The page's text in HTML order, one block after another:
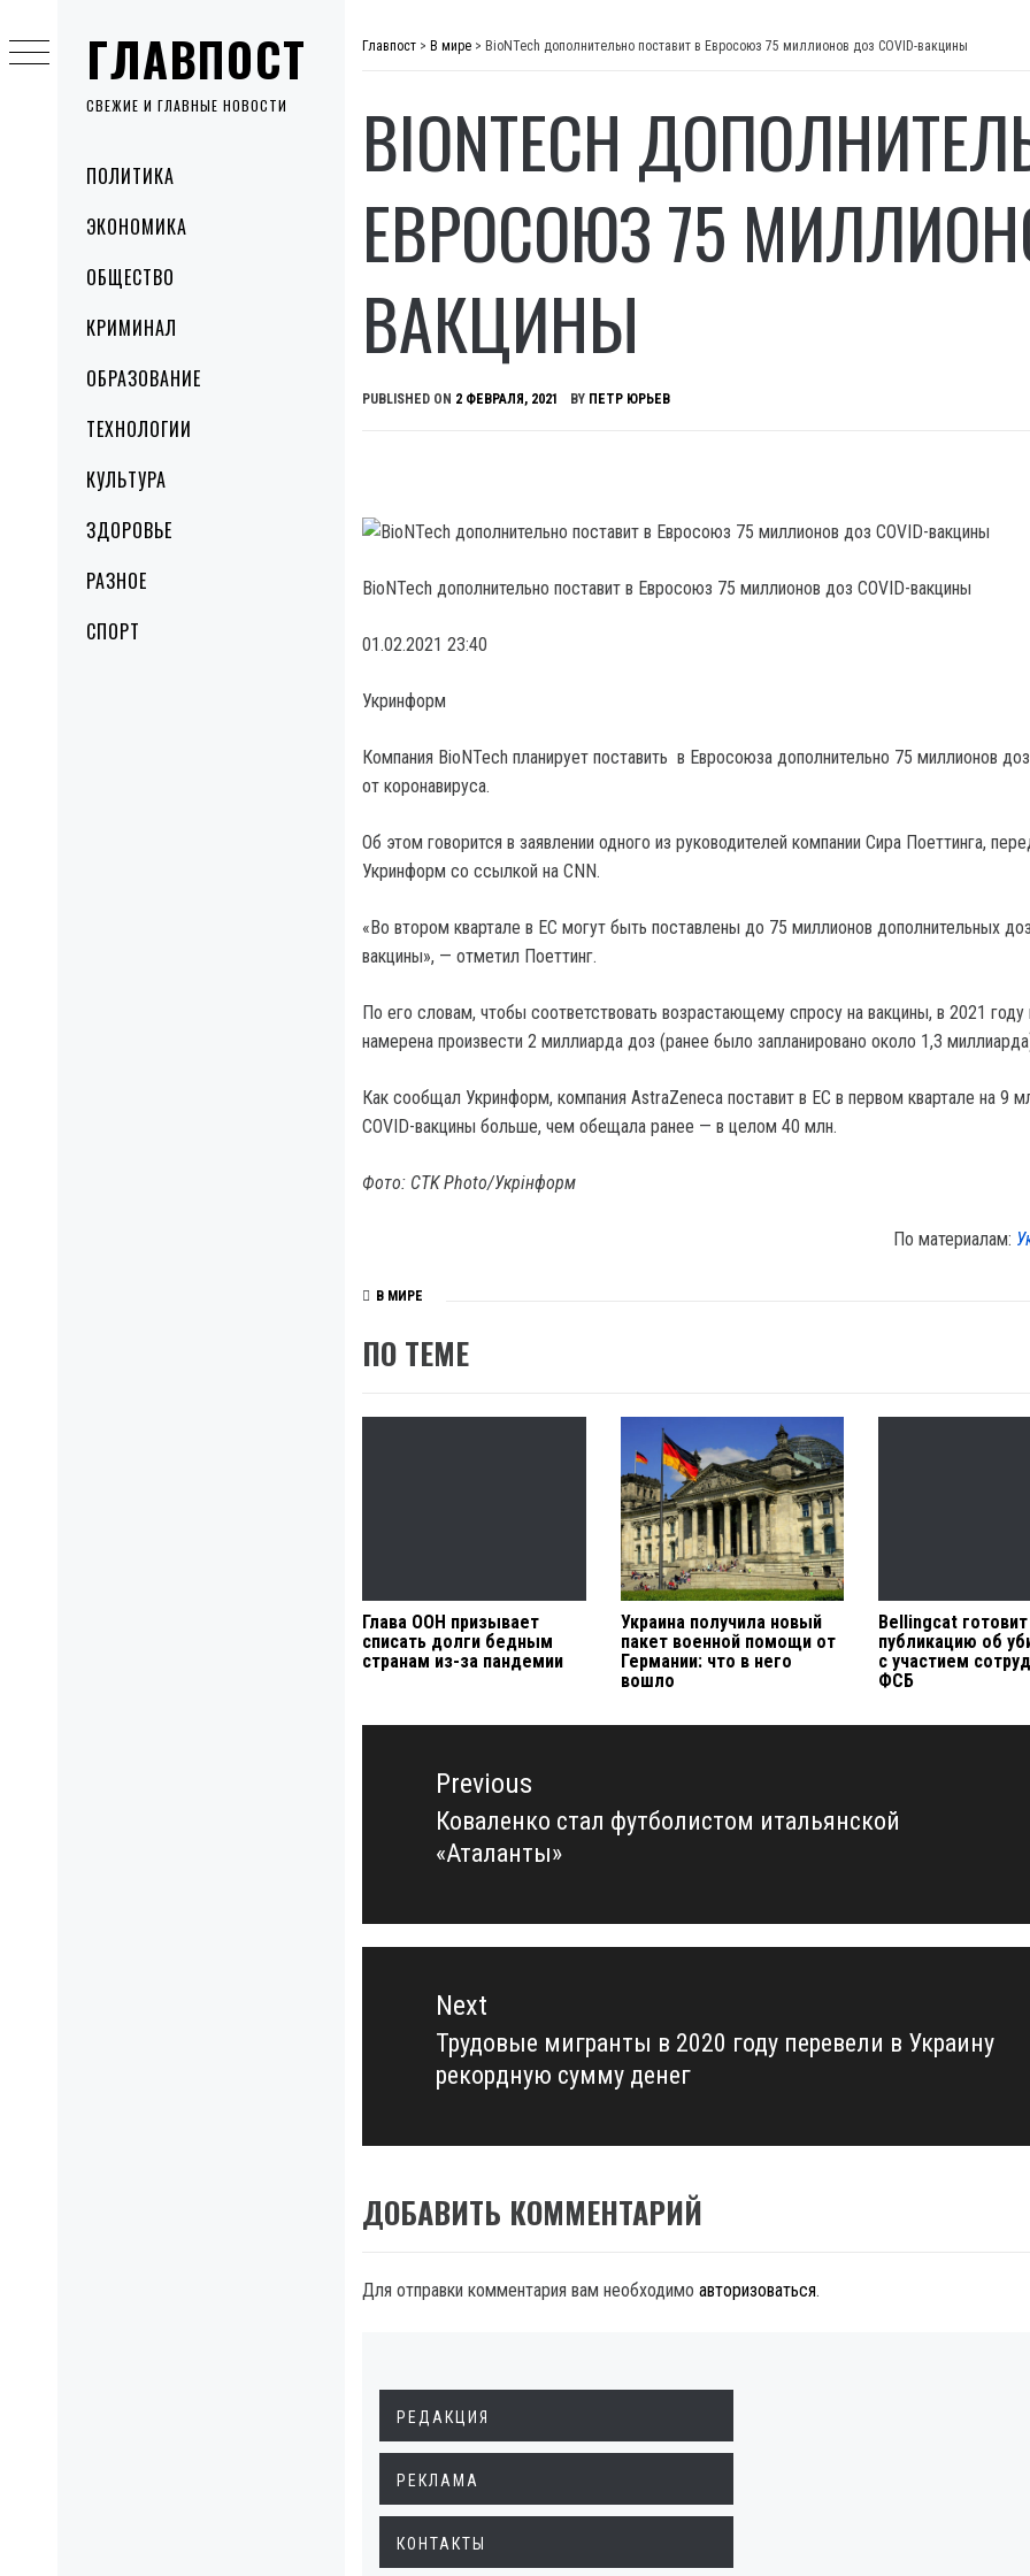
ГЛАВПОСТ
СВЕЖИЕ И ГЛАВНЫЕ НОВОСТИ
MenuПОЛИТИКА
ЭКОНОМИКА
ОБЩЕСТВО
КРИМИНАЛ
ОБРАЗОВАНИЕ
ТЕХНОЛОГИИ
КУЛЬТУРА
ЗДОРОВЬЕ
РАЗНОЕ
СПОРТ
to
content
Главпост > В мире > BioNTech дополнительно поставит в Евросоюз 75 миллионов доз COVID-вакцины
BIONTECH
ЕВРОСОЮЗ 75
ВАКЦИНЫ
PUBLISHED ON 2 ФЕВРАЛЯ, 2021 BY ПЕТР ЮРЬЕВ
BioNTech дополнительно поставит в Евросоюз 75 миллионов доз COVID-вакцины
01.02.2021 23:40
Укринформ
Компания BioNTech планирует поставить в Евросоюза дополнительно 75 миллионов
от коронавируса.
Об этом говорится в заявлении одного из руководителей компании Сира Поеттинга,
Укринформ со ссылкой на CNN.
«Во втором квартале в ЕС могут быть поставлены до 75 миллионов дополнительных доз
вакцины», — отметил Поеттинг.
По его словам, чтобы соответствовать возрастающему спросу на вакцины, в 2021 году
намерена произвести 2 миллиарда доз (ранее было запланировано около 1,3
Как сообщал Укринформ, компания AstraZeneca поставит в ЕС в первом квартале на 9
COVID-вакцины больше, чем обещала ранее — в целом 40 млн.
Фото: CTK Photo/Укрінформ
По материалам:
В МИРЕ
ПО ТЕМЕ
Глава ООН призывает
списать долги бедным
странам из-за пандемии
Украина получила новый
пакет военной помощи от
Германии: что в него
вошло
Bellingcat готовит
публикацию об
с участием
ФСБ
Навигация
записямPrevious
Previous
post:
Коваленко стал футболистом итальянской
«Аталанты»
Next
Next
post:
Трудовые мигранты в 2020 году перевели в Украину
рекордную сумму денег
ДОБАВИТЬ КОММЕНТАРИЙ
Для отправки комментария вам необходимо авторизоваться.
РЕДАКЦИЯ
РЕКЛАМА
КОНТАКТЫ